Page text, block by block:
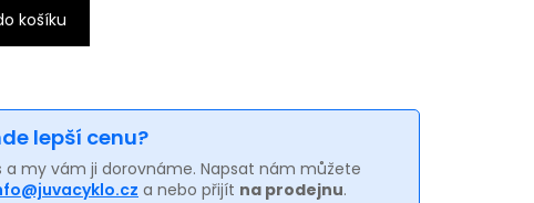
košíku
lepší cenu?
a my vám ji dorovnáme. Napsat nám můžete
a nebo přijít na prodejnu.